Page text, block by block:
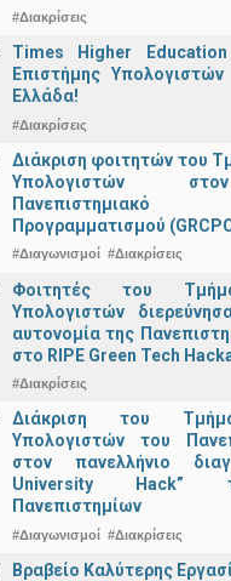
#Διακρίσεις
Times Higher
Επιστήμης
Ελλάδα!
#Διακρίσεις
Διάκριση φοιτητών του
Υπολογιστών
Προγραμματισμού
#Διαγωνισμοί #Διακρίσεις
Φοιτητές του
Υπολογιστών
αυτονομία της
στο RIPE Green Tech
#Διακρίσεις
Διάκριση του
Υπολογιστών του
στον πανελλήνιο
University Hack”
Πανεπιστημίων
#Διαγωνισμοί #Διακρίσεις
Βραβείο Καλύτερης